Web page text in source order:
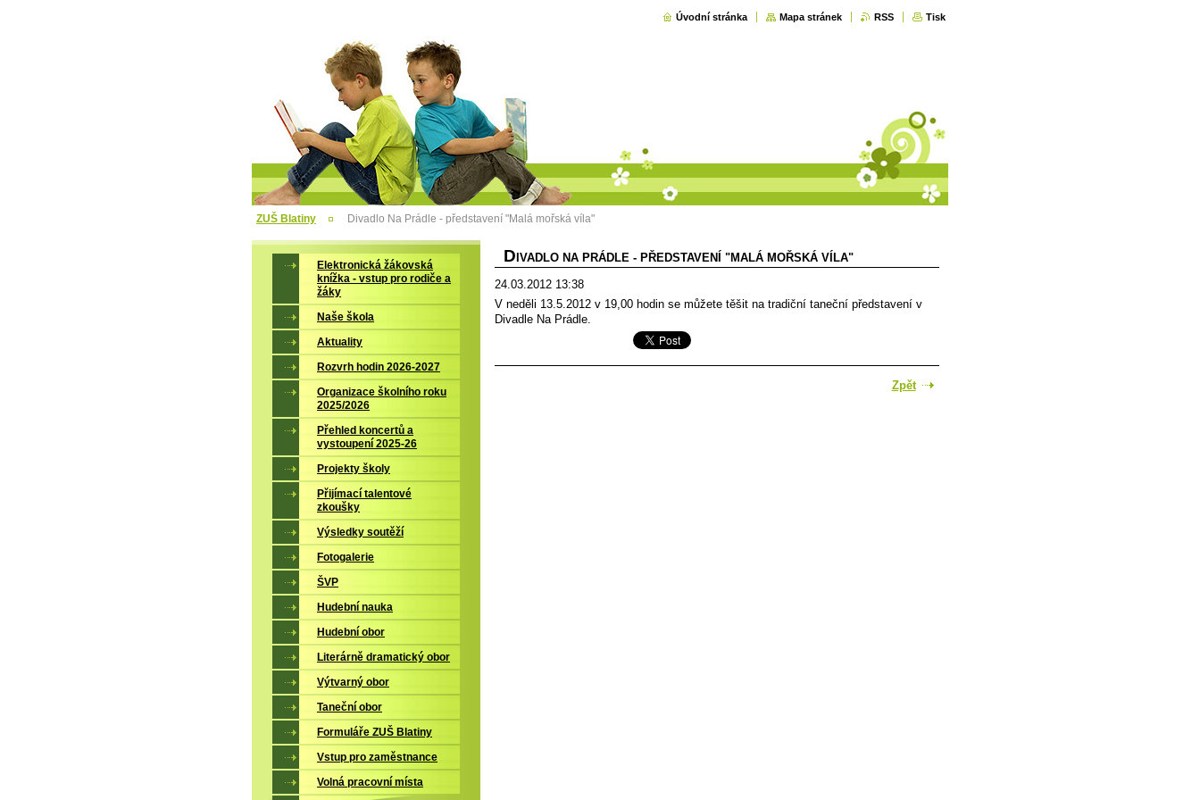
Úvodní stránka Mapa stránek RSS Tisk
ZUŠ Blatiny Divadlo Na Prádle - představení "Malá mořská víla"
D IVADLO NA PRÁDLE - PŘEDSTAVENÍ "MALÁ MOŘSKÁ VÍLA"
24.03.2012 13:38
V neděli 13.5.2012 v 19,00 hodin se můžete těšit na tradiční taneční představení v
Divadle Na Prádle.
Zpět
Elektronická žákovská
knížka - vstup pro rodiče a
žáky
Naše škola
Aktuality
Rozvrh hodin 2026-2027
Organizace školního roku
2025/2026
Přehled koncertů a
vystoupení 2025-26
Projekty školy
Přijímací talentové
zkoušky
Výsledky soutěží
Fotogalerie
ŠVP
Hudební nauka
Hudební obor
Literárně dramatický obor
Výtvarný obor
Taneční obor
Formuláře ZUŠ Blatiny
Vstup pro zaměstnance
Volná pracovní místa